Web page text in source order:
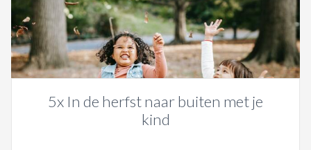
5x In de herfst naar buiten met je
kind